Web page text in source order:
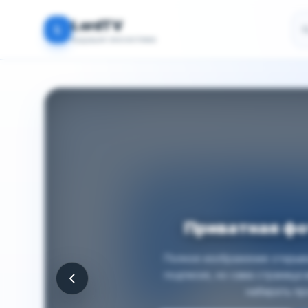
L LordTV
Будущая экосистема
Приватная
Полное изображение
подписке, но сама страница
набирать